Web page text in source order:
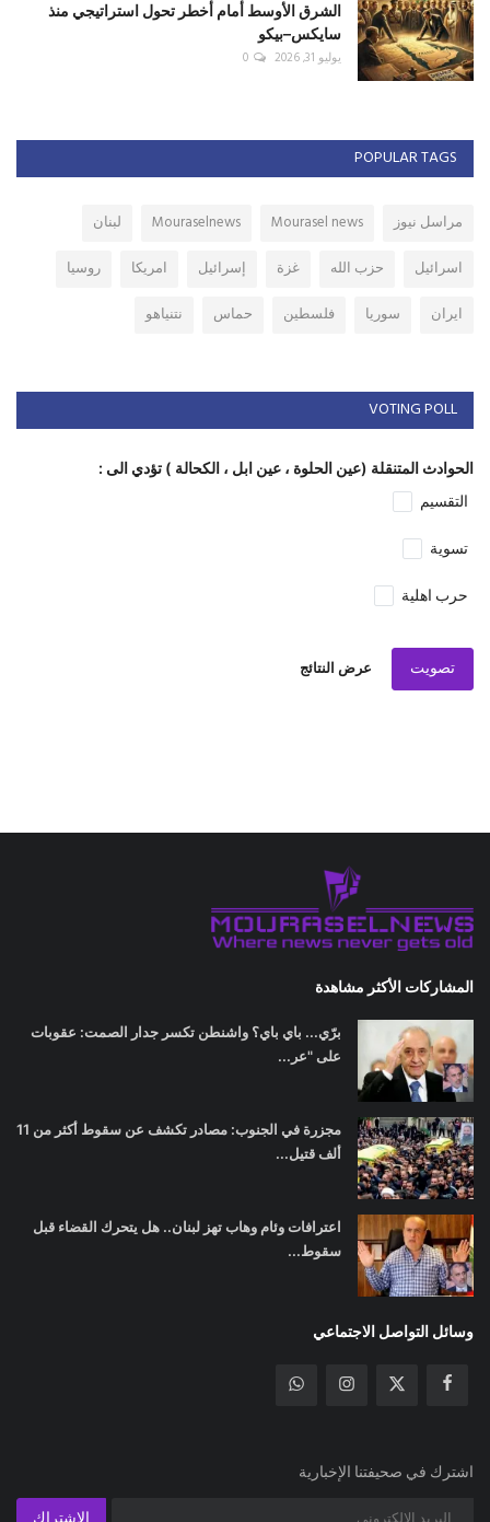
الشرق الأوسط أمام أخطر تحول استراتيجي منذ
سايكس–بيكو
يوليو 31, 2026 0
POPULAR TAGS
مراسل نيوز Mourasel news
Mouraselnews
لبنان
اسرائيل
حزب الله غزة إسرائيل امريكا
روسيا
ايران
سوريا فلسطين حماس نتنياهو
VOTING POLL
الحوادث المتنقلة (عين الحلوة ، عين ابل ، الكحالة ) تؤدي الى :
التقسيم
تسوية
حرب اهلية
تصويت عرض النتائج
المشاركات الأكثر مشاهدة
برّي... باي باي؟ واشنطن تكسر جدار الصمت: عقوبات
على "عر...
مجزرة في الجنوب: مصادر تكشف عن سقوط أكثر من 11
ألف قتيل...
اعترافات وئام وهاب تهز لبنان.. هل يتحرك القضاء قبل
سقوط...
وسائل التواصل الاجتماعي
اشترك في صحيفتنا الإخبارية